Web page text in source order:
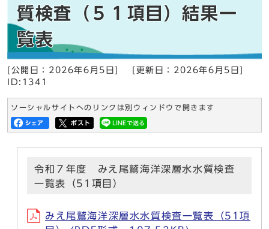
質検査（５１項目）結果一
覧表
[公開日： 2026年6月5日 [更新日： 2026年6月5日
ID:1341
ソーシャルサイトへのリンクは別ウィンドウで開きます
令和７年度 みえ尾鷲海洋深層水水質検査
一覧表（51項目）
みえ尾鷲海洋深層水水質検査一覧表（51項